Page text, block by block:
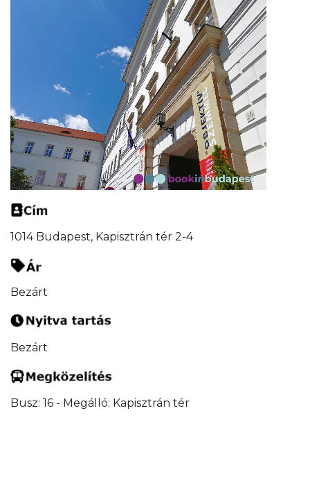
1014 Budapest, Kapisztrán tér 2-4
Bezárt
Bezárt
Busz: 16 - Megálló: Kapisztrán tér